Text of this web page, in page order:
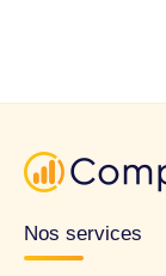
Nos services